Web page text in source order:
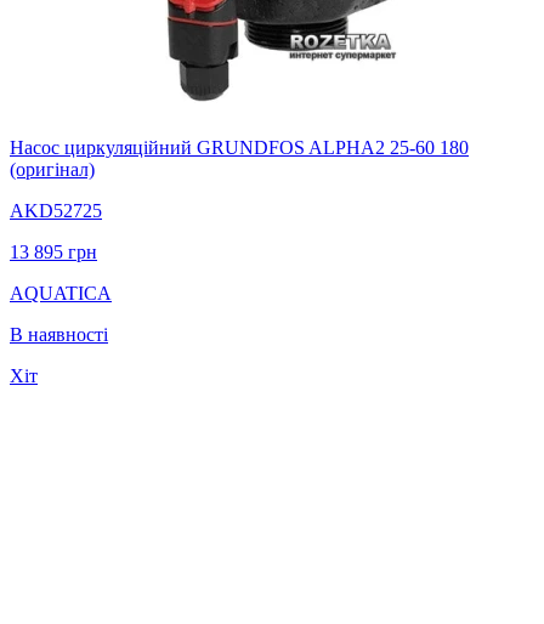
Насос циркуляційний GRUNDFOS ALPHA2 25-60 180
(оригінал)
AKD52725
13 895 грн
AQUATICA
В наявності
Хіт